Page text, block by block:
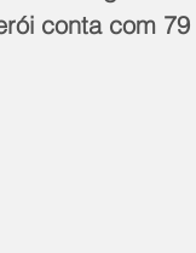
conta com 79